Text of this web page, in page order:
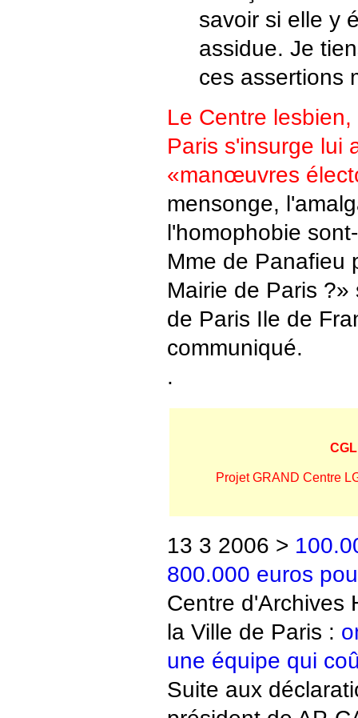
savoir si elle y
assidue. Je
ces assertions
Le Centre
Paris s'insurge lui
«manœuvres
mensonge,
l'homophobie
Mme de Panafieu
Mairie de Paris
de Paris Ile de
communiqué.
.
Projet GRAND Centre
13 3 2006 >
800.000 euros
Centre d'Archives
la Ville de Paris :
une équipe qui
Suite aux